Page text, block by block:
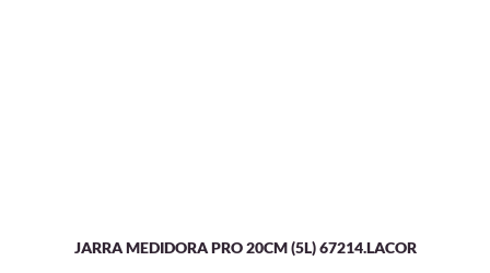
JARRA MEDIDORA PRO 20CM (5L) 67214.LACOR